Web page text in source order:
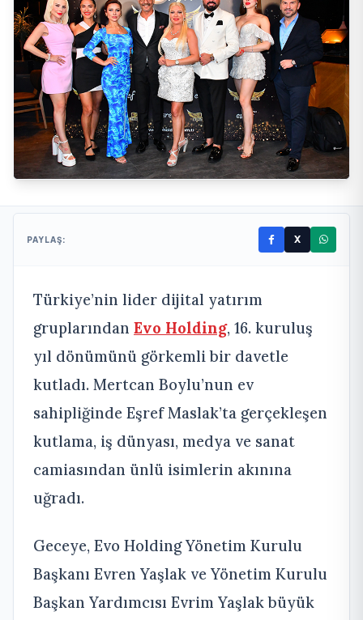
PAYLAŞ: X
Türkiye’nin lider dijital yatırım
gruplarından Evo Holding, 16. kuruluş
yıl dönümünü görkemli bir davetle
kutladı. Mertcan Boylu’nun ev
sahipliğinde Eşref Maslak’ta gerçekleşen
kutlama, iş dünyası, medya ve sanat
camiasından ünlü isimlerin akınına
uğradı.
Geceye, Evo Holding Yönetim Kurulu
Başkanı Evren Yaşlak ve Yönetim Kurulu
Başkan Yardımcısı Evrim Yaşlak büyük